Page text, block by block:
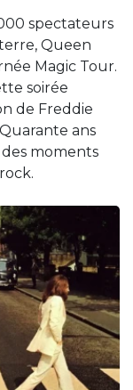
spectateurs
Queen
Magic Tour.
soirée
de Freddie
ans
moments